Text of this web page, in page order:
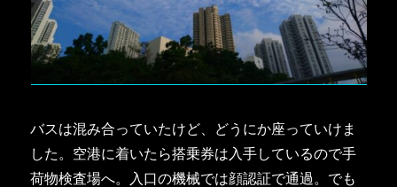
バスは混み合っていたけど、どうにか座っていけま
した。空港に着いたら搭乗券は入手しているので手
荷物検査場へ。入口の機械では顔認証で通過。でも